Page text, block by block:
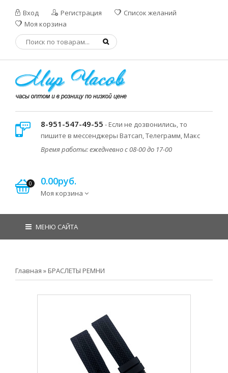
Вход Регистрация
Список желаний
Моя корзина
8-951-547-49-55 - Если не дозвонились, то
пишите в мессенджеры Ватсап, Телеграмм, Макс
Время работы: ежедневно с 08-00 до 17-00
0 0.00руб.
Моя корзина
МЕНЮ САЙТА
Главная » БРАСЛЕТЫ РЕМНИ